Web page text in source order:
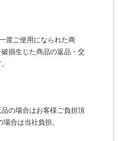
度ご使用になられた商
損生じた商品の返品・交
の場合はお客様ご負担頂
合は当社負担。